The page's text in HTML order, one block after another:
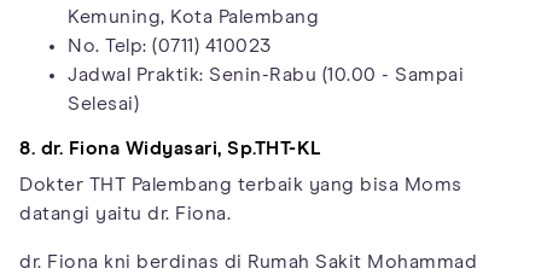
Kemuning, Kota Palembang
No. Telp: (0711) 410023
Jadwal Praktik: Senin-Rabu (10.00 - Sampai
Selesai)
8. dr. Fiona Widyasari, Sp.THT-KL
Dokter THT Palembang terbaik yang bisa Moms
datangi yaitu dr. Fiona.
dr. Fiona kni berdinas di Rumah Sakit Mohammad